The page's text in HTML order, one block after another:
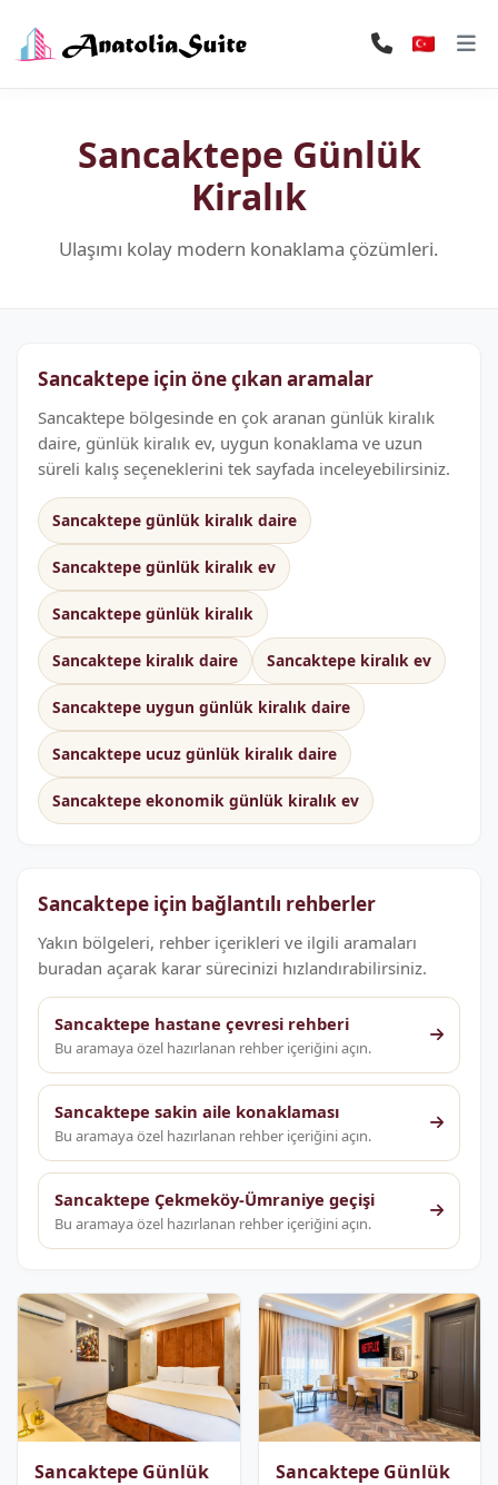
Sancaktepe Günlük
Kiralık
Ulaşımı kolay modern konaklama çözümleri.
Sancaktepe için öne çıkan aramalar
Sancaktepe bölgesinde en çok aranan günlük kiralık
daire, günlük kiralık ev, uygun konaklama ve uzun
süreli kalış seçeneklerini tek sayfada inceleyebilirsiniz.
Sancaktepe günlük kiralık daire
Sancaktepe günlük kiralık ev
Sancaktepe günlük kiralık
Sancaktepe kiralık daire Sancaktepe kiralık ev
Sancaktepe uygun günlük kiralık daire
Sancaktepe ucuz günlük kiralık daire
Sancaktepe ekonomik günlük kiralık ev
Sancaktepe için bağlantılı rehberler
Yakın bölgeleri, rehber içerikleri ve ilgili aramaları
buradan açarak karar sürecinizi hızlandırabilirsiniz.
Sancaktepe hastane çevresi rehberi
Bu aramaya özel hazırlanan rehber içeriğini açın.
Sancaktepe sakin aile konaklaması
Bu aramaya özel hazırlanan rehber içeriğini açın.
Sancaktepe Çekmeköy-Ümraniye geçişi
Bu aramaya özel hazırlanan rehber içeriğini açın.
Sancaktepe Günlük
Sancaktepe Günlük